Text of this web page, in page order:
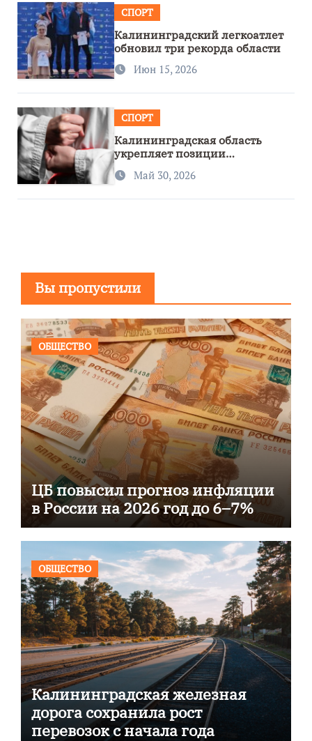
СПОРТ
Калининградский легкоатлет
обновил три рекорда области
Июн 15, 2026
СПОРТ
Калининградская область
укрепляет позиции
спортивного региона
Май 30, 2026
Вы пропустили
ОБЩЕСТВО
ЦБ повысил прогноз инфляции
в России на 2026 год до 6–7%
ОБЩЕСТВО
Калининградская железная
дорога сохранила рост
перевозок с начала года